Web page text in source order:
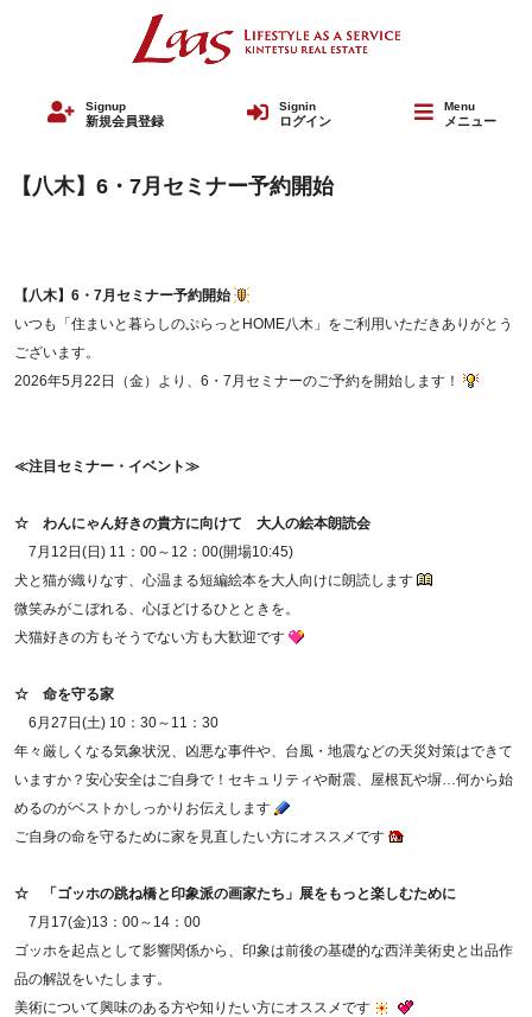
Signup
新規会員登録
Signin
ログイン
Menu
メニュー
【八木】6・7月セミナー予約開始
【八木】6・7月セミナー予約開始
いつも「住まいと暮らしのぷらっとHOME八木」をご利用いただきありがとう
ございます。
2026年5月22日（金）より、6・7月セミナーのご予約を開始します！
≪注目セミナー・イベント≫
☆ わんにゃん好きの貴方に向けて 大人の絵本朗読会
7月12日(日) 11：00～12：00(開場10:45)
犬と猫が織りなす、心温まる短編絵本を大人向けに朗読します
微笑みがこぼれる、心ほどけるひとときを。
犬猫好きの方もそうでない方も大歓迎です
☆ 命を守る家
6月27日(土) 10：30～11：30
年々厳しくなる気象状況、凶悪な事件や、台風・地震などの天災対策はできて
いますか？安心安全はご自身で！セキュリティや耐震、屋根瓦や塀…何から始
めるのがベストかしっかりお伝えします
ご自身の命を守るために家を見直したい方にオススメです
☆ 「ゴッホの跳ね橋と印象派の画家たち」展をもっと楽しむために
7月17(金)13：00～14：00
ゴッホを起点として影響関係から、印象は前後の基礎的な西洋美術史と出品作
品の解説をいたします。
美術について興味のある方や知りたい方にオススメです